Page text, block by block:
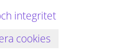
integritet
cookies